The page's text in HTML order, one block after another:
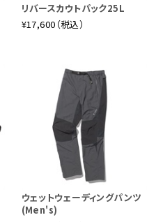
リバースカウトパック25L
¥17,600（税込）
ウェットウェーディングパンツ
(Men's)